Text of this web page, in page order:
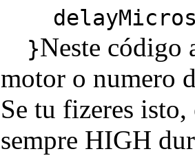
}Neste código
motor o numero
Se tu fizeres
sempre HIGH